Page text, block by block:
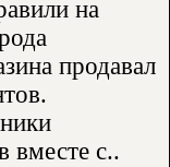
на
продавал
вместе с..